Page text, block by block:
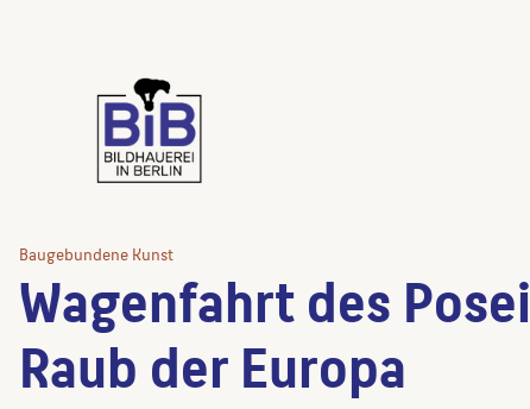
Baugebundene Kunst
Wagenfahrt des
Raub der Europa